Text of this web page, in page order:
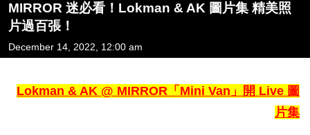
MIRROR 迷必看！Lokman & AK 圖片集 精美照
片過百張！
December 14, 2022, 12:00 am
Lokman & AK @ MIRROR「 Mini Van」開 Live 圖
片集